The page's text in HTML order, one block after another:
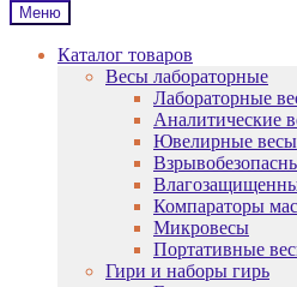
Меню
Каталог товаров
Весы лабораторные
Лабораторные
Аналитические
Ювелирные весы
Компараторы
Микровесы
Портативные
Гири и наборы гирь